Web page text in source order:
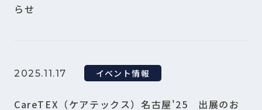
らせ
2025.11.17 イベント情報
CareTEX（ケアテックス）名古屋'25 出展のお